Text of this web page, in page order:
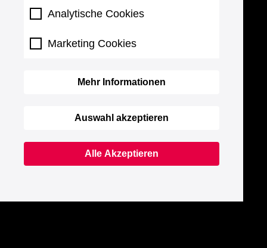
Analytische Cookies
Marketing Cookies
Mehr Informationen
Auswahl akzeptieren
Alle Akzeptieren